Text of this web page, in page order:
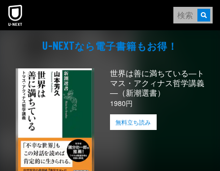
本文へスキップ
U-NEXTなら電⼦書籍もお得！
世界は善に満ちている―ト
マス・アクィナス哲学講義
―（新潮選書）
1980円
無料立ち読み